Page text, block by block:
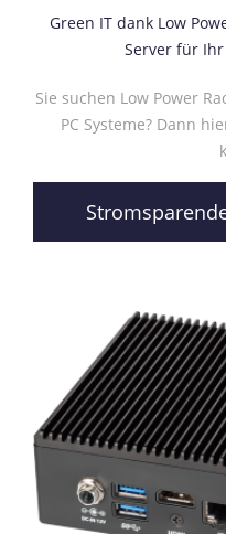
Green IT dank Low
Server für
Sie suchen Low Power
PC Systeme? Dann